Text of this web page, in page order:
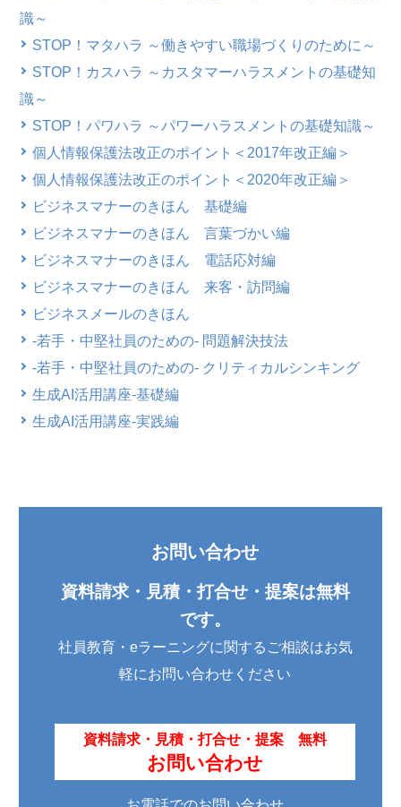
識～
STOP！マタハラ ～働きやすい職場づくりのために～
STOP！カスハラ ～カスタマーハラスメントの基礎知
識～
STOP！パワハラ ～パワーハラスメントの基礎知識～
個人情報保護法改正のポイント＜2017年改正編＞
個人情報保護法改正のポイント＜2020年改正編＞
ビジネスマナーのきほん 基礎編
ビジネスマナーのきほん 言葉づかい編
ビジネスマナーのきほん 電話応対編
ビジネスマナーのきほん 来客・訪問編
ビジネスメールのきほん
-若手・中堅社員のための- 問題解決技法
-若手・中堅社員のための- クリティカルシンキング
生成AI活用講座-基礎編
生成AI活用講座-実践編
お問い合わせ
資料請求・見積・打合せ・提案は無料
です。
社員教育・eラーニングに関するご相談はお気
軽にお問い合わせください
資料請求・見積・打合せ・提案 無料
お問い合わせ